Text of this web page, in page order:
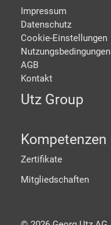
Impressum
Datenschutz
Cookie-Einstellungen
Nutzungsbedingungen
AGB
Kontakt
Utz Group
Kompetenzen
Zertifikate
Mitgliedschaften